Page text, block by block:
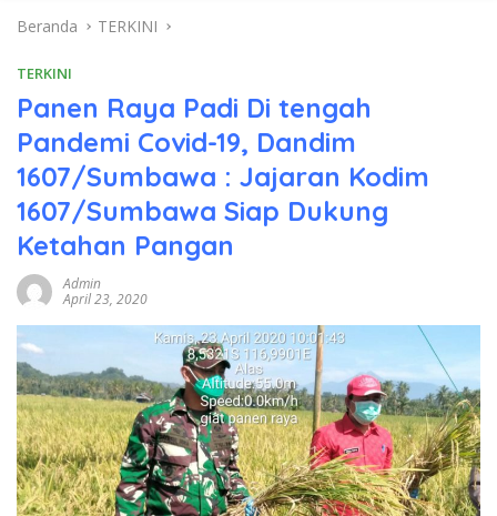
Beranda TERKINI
TERKINI
Panen Raya Padi Di tengah
Pandemi Covid-19, Dandim
1607/Sumbawa : Jajaran Kodim
1607/Sumbawa Siap Dukung
Ketahan Pangan
Admin
April 23, 2020